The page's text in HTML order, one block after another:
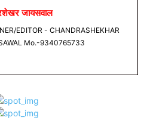
जायसवाल
EDITOR - CHANDRASHEKHAR
Mo.-9340765733